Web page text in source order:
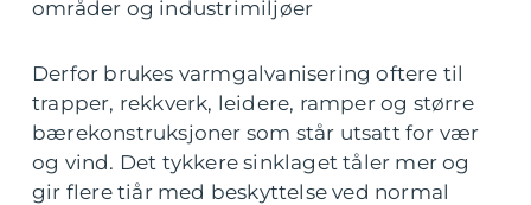
områder og industrimiljøer
Derfor brukes varmgalvanisering oftere til
trapper, rekkverk, leidere, ramper og større
bærekonstruksjoner som står utsatt for vær
og vind. Det tykkere sinklaget tåler mer og
gir flere tiår med beskyttelse ved normal